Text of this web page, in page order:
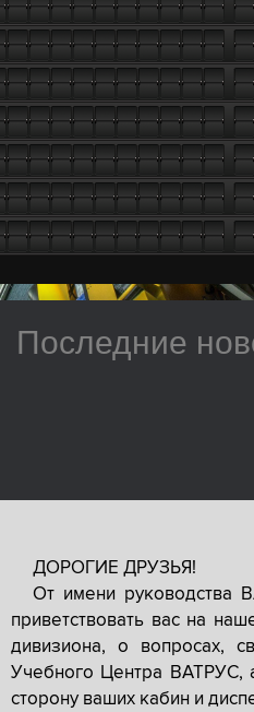
Последние
ДОРОГИЕ ДРУЗЬЯ!
От имени руководства
приветствовать вас на
дивизиона, о вопросах,
Учебного Центра ВАТРУС,
сторону ваших кабин и